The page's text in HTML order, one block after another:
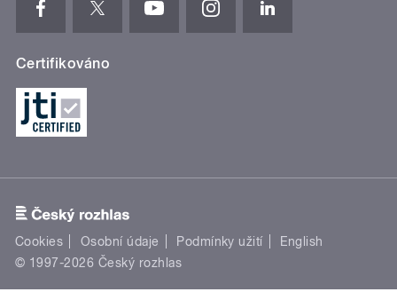
Certifikováno
Cookies Osobní údaje Podmínky užití
English
© 1997-2026 Český rozhlas